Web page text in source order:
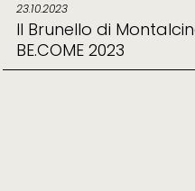
23.10.2023
Il Brunello di
BE.COME 2023